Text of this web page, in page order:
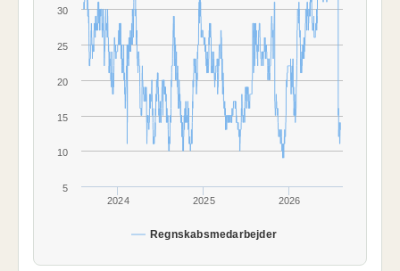
Regnskabsmedarbejder
2024 2025 2026
5
10
15
20
25
30